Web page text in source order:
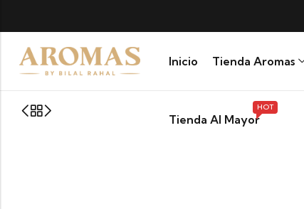
Inicio Tienda Aromas
Tienda Al Mayor
HOT